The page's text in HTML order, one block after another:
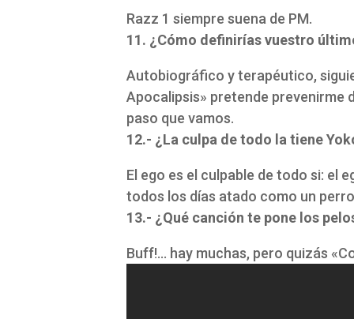
Razz 1 siempre suena de PM.
11. ¿Cómo definirías vuestro
Autobiográfico y terapéutico,
Apocalipsis» pretende prevenirme
paso que vamos.
12.- ¿La culpa de todo la tiene
El ego es el culpable de todo si: el
todos los días atado como un
13.- ¿Qué canción te pone los
Buff!… hay muchas, pero quizás